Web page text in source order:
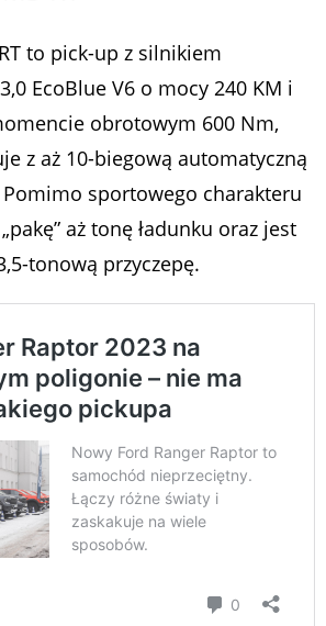
to pick-up z silnikiem
EcoBlue V6 o mocy 240 KM i
obrotowym 600 Nm,
z aż 10-biegową automatyczną
sportowego charakteru
aż tonę ładunku oraz jest
tonową przyczepę.